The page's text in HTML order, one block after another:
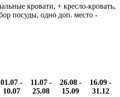
кровати, + кресло-кровать,
посуды, одно доп. место -
01.07 -
10.07
11.07 -
25.08
26.08 -
15.09
16.09 -
31.12